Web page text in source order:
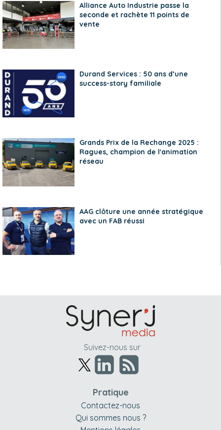
Alliance Auto Industrie passe la
seconde et rachète 11 points de
vente
Durand Services : 50 ans d’une
success-story familiale
Grands Prix de la Rechange 2025 :
Ragues, champion de l'animation
réseau
AAG clôture une année stratégique
avec un FAB réussi
Suivez-nous sur
Pratique
Contactez-nous
Qui sommes nous ?